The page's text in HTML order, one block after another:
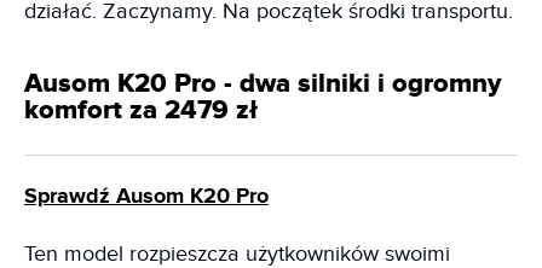
działać. Zaczynamy. Na początek środki transportu.
Ausom K20 Pro - dwa silniki i ogromny
komfort za 2479 zł
Sprawdź Ausom K20 Pro
Ten model rozpieszcza użytkowników swoimi